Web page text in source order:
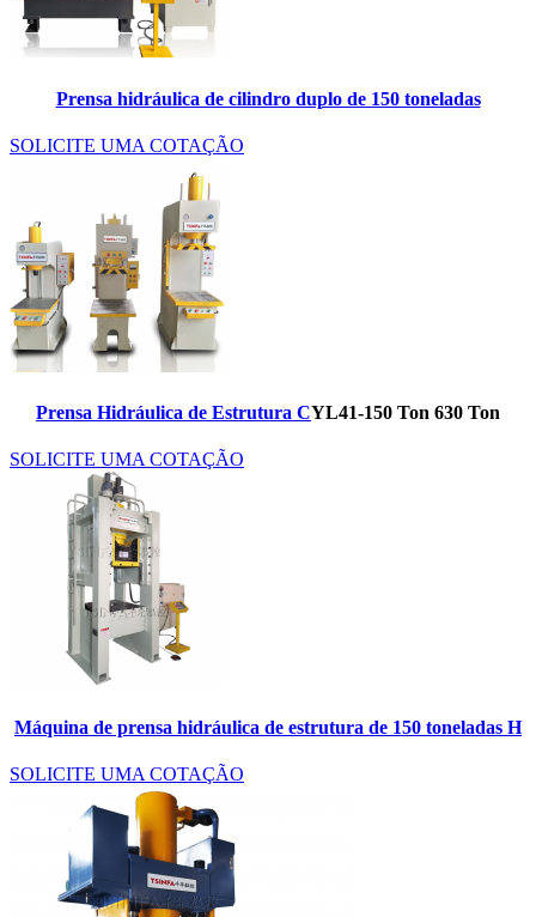
Prensa hidráulica de cilindro duplo de 150 toneladas
SOLICITE UMA COTAÇÃO
Prensa Hidráulica de Estrutura CYL41-150 Ton 630 Ton
SOLICITE UMA COTAÇÃO
Máquina de prensa hidráulica de estrutura de 150 toneladas H
SOLICITE UMA COTAÇÃO